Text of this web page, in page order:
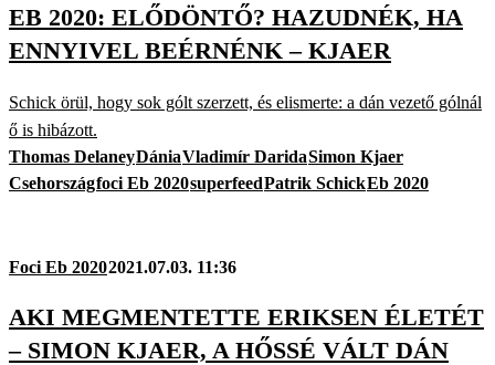
EB 2020: ELŐDÖNTŐ? HAZUDNÉK, HA
ENNYIVEL BEÉRNÉNK – KJAER
Schick örül, hogy sok gólt szerzett, és elismerte: a dán vezető gólnál
ő is hibázott.
Thomas DelaneyDániaVladimír DaridaSimon Kjaer
Csehországfoci Eb 2020superfeedPatrik SchickEb 2020
Foci Eb 20202021.07.03. 11:36
AKI MEGMENTETTE ERIKSEN ÉLETÉT
– SIMON KJAER, A HŐSSÉ VÁLT DÁN